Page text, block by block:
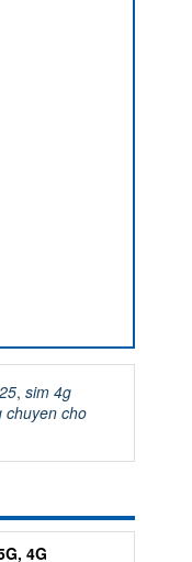
, sim 4g
chuyen cho